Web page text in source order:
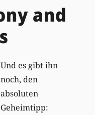
and
Und es gibt ihn
noch, den
absoluten
Geheimtipp: